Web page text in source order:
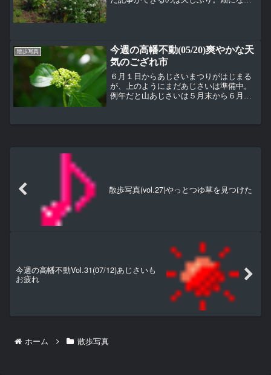
散歩写真
今週の高幡不動(05/20)爽やかな天
気のござれ市
６月１日からあじさいまつりがはじまる
が、上のようにまだあじさいは準備中。
例年だと山あじさいは５月末から６月初
気の早いあじさいが少しだけ咲き始めて
散歩写真(vol.27)やっとつゆ草を見つけた
今週の高幡不動Vol.31(07/12)あじさいも
お疲れ
ホーム 散歩写真